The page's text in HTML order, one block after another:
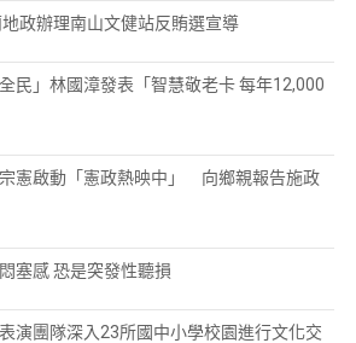
政辦理南山文健站反賄選宣導
民」林國漳發表「智慧敬老卡 每年12,000
憲啟動「憲政熱映中」 向鄉親報告施政
塞感 恐是突發性聽損
演團隊深入23所國中小學校園進行文化交